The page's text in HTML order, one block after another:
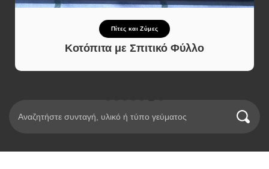
Πίτες και Ζύμες
Κοτόπιτα με Σπιτικό Φύλλο